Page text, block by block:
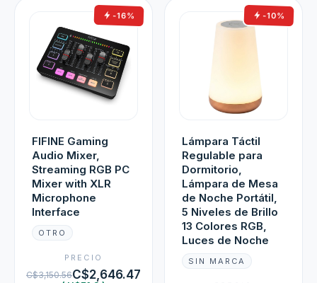
-16%
FIFINE Gaming
Audio Mixer,
Streaming RGB PC
Mixer with XLR
Microphone
Interface
OTRO
PRECIO
C$3,150.56C$2,646.47
-10%
Lámpara Táctil
Regulable para
Dormitorio,
Lámpara de Mesa
de Noche Portátil,
5 Niveles de Brillo
13 Colores RGB,
Luces de Noche
SIN MARCA